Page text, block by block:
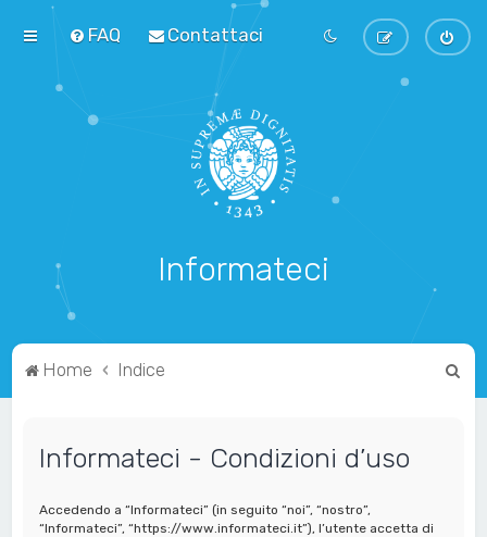
FAQ Contattaci
Informateci
Home Indice
Informateci - Condizioni d’uso
Accedendo a “Informateci” (in seguito “noi”, “nostro”,
“Informateci”, “https://www.informateci.it”), l’utente accetta di